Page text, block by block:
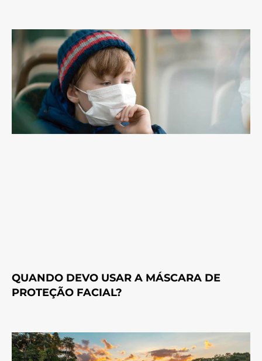
QUANDO DEVO USAR A MÁSCARA DE
PROTEÇÃO FACIAL?